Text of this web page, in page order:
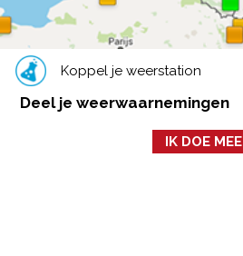
Koppel je weerstation
Deel je weerwaarnemingen
IK DOE MEE